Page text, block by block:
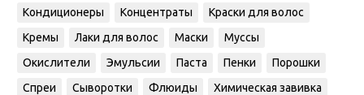
Кондиционеры
Концентраты
Краски для волос
Кремы
Лаки для волос Маски
Муссы
Окислители
Эмульсии Паста Пенки
Порошки
Спреи
Сыворотки Флюиды
Химическая завивка